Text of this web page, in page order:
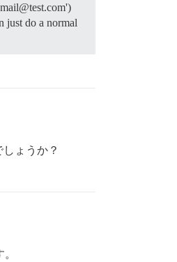
just do a normal
ょうか？